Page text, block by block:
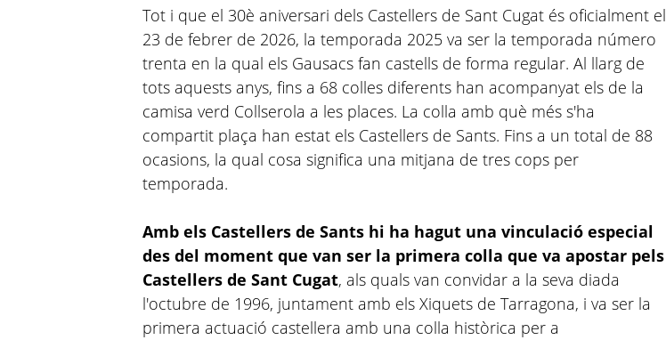
Tot i que el 30è aniversari dels Castellers de Sant Cugat és oficialment el
23 de febrer de 2026, la temporada 2025 va ser la temporada número
trenta en la qual els Gausacs fan castells de forma regular. Al llarg de
tots aquests anys, fins a 68 colles diferents han acompanyat els de la
camisa verd Collserola a les places. La colla amb què més s'ha
compartit plaça han estat els Castellers de Sants. Fins a un total de 88
ocasions, la qual cosa significa una mitjana de tres cops per
temporada.
Amb els Castellers de Sants hi ha hagut una vinculació especial
des del moment que van ser la primera colla que va apostar pels
Castellers de Sant Cugat, als quals van convidar a la seva diada
l'octubre de 1996, juntament amb els Xiquets de Tarragona, i va ser la
primera actuació castellera amb una colla històrica per a